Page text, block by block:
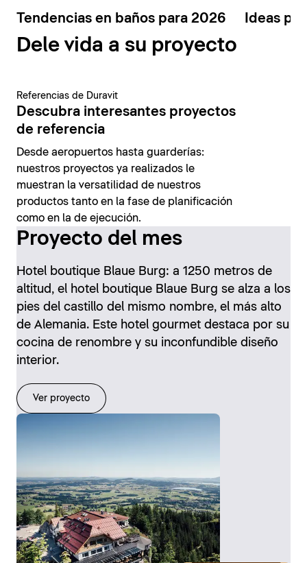
Tendencias en baños para 2026 Ideas
Dele vida a su proyecto
Referencias de Duravit
Descubra interesantes proyectos
de referencia
Desde aeropuertos hasta guarderías:
nuestros proyectos ya realizados le
muestran la versatilidad de nuestros
productos tanto en la fase de planificación
como en la de ejecución.
Proyecto del mes
Hotel boutique Blaue Burg: a 1250 metros de
altitud, el hotel boutique Blaue Burg se alza a los
pies del castillo del mismo nombre, el más alto
de Alemania. Este hotel gourmet destaca por su
cocina de renombre y su inconfundible diseño
interior.
Ver proyecto